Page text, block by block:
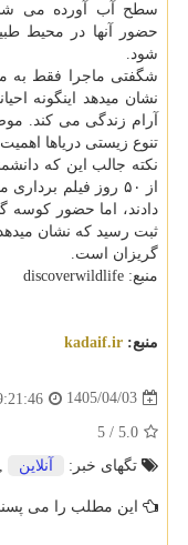
سطح آب آورده می
حضور آنها در محیط
شود.
شگفتی ماجرا فقط به
نشان میدهد اینگونه
آرام زندگی می کند.
تنوع زیستی دریاها
نکته جالب این که
ثبت رسید که نشان
گریزان است.
منبع: discoverwildlife
منبع: kadaif.ir
1405/04/03
5.0
/
5
تگهای خبر:
آنلاین ,
این مطلب را می